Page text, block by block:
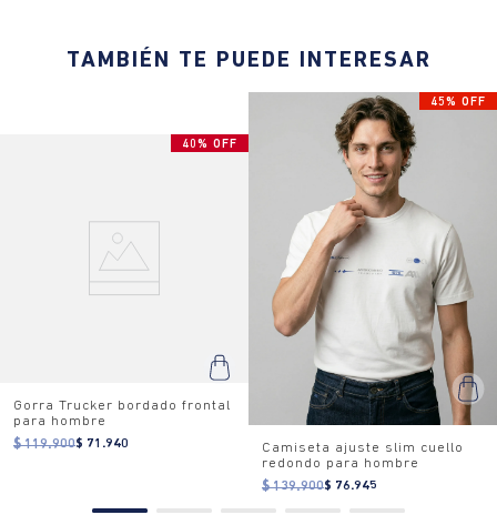
TAMBIÉN TE PUEDE INTERESAR
40% OFF
Gorra Trucker bordado frontal
para hombre
$ 119.900$ 71.940
45% OFF
Camiseta ajuste slim cuello
redondo para hombre
$ 139.900$ 76.945